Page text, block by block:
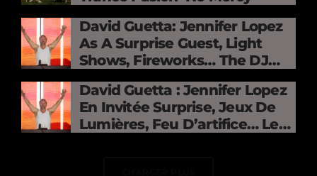
David Guetta: Jennifer Lopez
As A Surprise Guest, Light
Shows, Fireworks… The DJ
Electrifies The Stade De
France
David Guetta : Jennifer Lopez
En Invitée Surprise, Jeux De
Lumières, Feu D’artifice… Le